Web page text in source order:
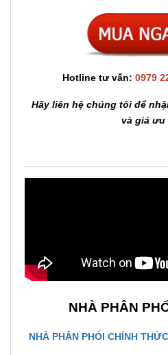
Hotline tư vấn: 0979
Hãy liên hệ chúng tôi để
và giá ưu
NHÀ PHÂN
NHÀ PHÂN PHỐI CHÍNH